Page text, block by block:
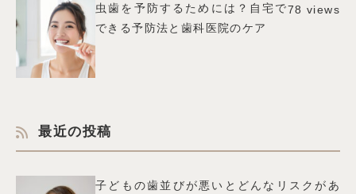
虫歯を予防するためには？自宅で
できる予防法と歯科医院のケア
78 views
最近の投稿
子どもの歯並びが悪いとどんなリスクがあ